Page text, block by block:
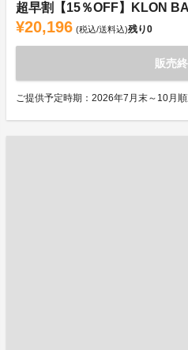
超早割【15％OFF】KLON
¥20,196 (税込/送料込)残り0
販売
ご提供予定時期：2026年7月末～10月